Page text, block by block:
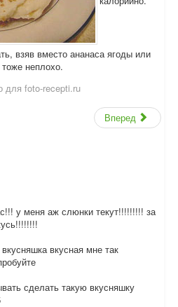
взяв вместо ананаса ягоды или
неплохо.
для foto-recepti.ru
Вперед
у меня аж слюнки текут!!!!!!!!! за
вкусная мне так
сделать такую вкусняшку